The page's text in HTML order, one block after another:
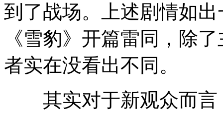
到了战场。上述剧情如
《雪豹》开篇雷同，除
者实在没看出不同。
其实对于新观众而言